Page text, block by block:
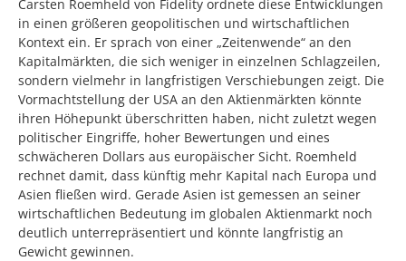
Carsten Roemheld von Fidelity ordnete diese Entwicklungen
in einen größeren geopolitischen und wirtschaftlichen
Kontext ein. Er sprach von einer „Zeitenwende“ an den
Kapitalmärkten, die sich weniger in einzelnen Schlagzeilen,
sondern vielmehr in langfristigen Verschiebungen zeigt. Die
Vormachtstellung der USA an den Aktienmärkten könnte
ihren Höhepunkt überschritten haben, nicht zuletzt wegen
politischer Eingriffe, hoher Bewertungen und eines
schwächeren Dollars aus europäischer Sicht. Roemheld
rechnet damit, dass künftig mehr Kapital nach Europa und
Asien fließen wird. Gerade Asien ist gemessen an seiner
wirtschaftlichen Bedeutung im globalen Aktienmarkt noch
deutlich unterrepräsentiert und könnte langfristig an
Gewicht gewinnen.